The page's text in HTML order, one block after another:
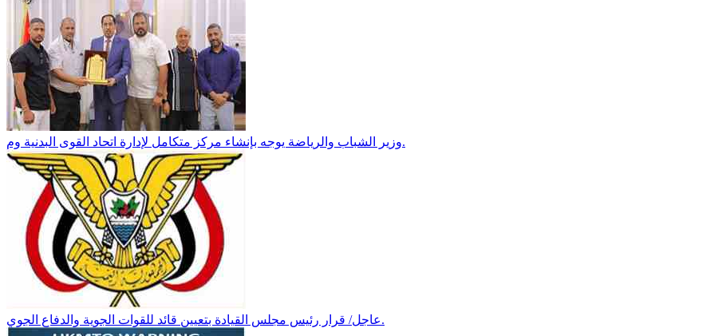
وزير الشباب والرياضة يوجه بإنشاء مركز متكامل لإدارة اتحاد القوى البدنية وم.
عاجل/ قرار رئيس مجلس القيادة بتعيين قائد للقوات الجوية والدفاع الجوي.